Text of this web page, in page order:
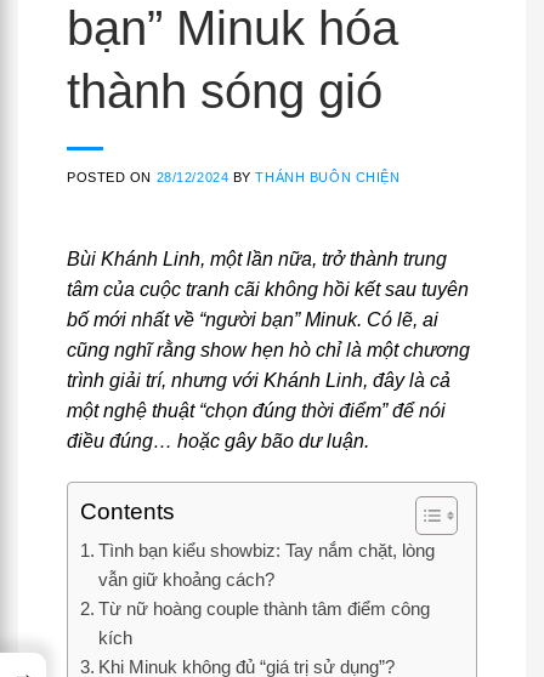
bạn” Minuk hóa
thành sóng gió
POSTED ON 28/12/2024 BYTHÁNH BUÔN CHIỆN
Bùi Khánh Linh, một lần nữa, trở thành trung
tâm của cuộc tranh cãi không hồi kết sau tuyên
bố mới nhất về “người bạn” Minuk. Có lẽ, ai
cũng nghĩ rằng show hẹn hò chỉ là một chương
trình giải trí, nhưng với Khánh Linh, đây là cả
một nghệ thuật “chọn đúng thời điểm” để nói
điều đúng… hoặc gây bão dư luận.
Contents
Tình bạn kiểu showbiz: Tay nắm chặt, lòng
vẫn giữ khoảng cách?
Từ nữ hoàng couple thành tâm điểm công
kích
Khi Minuk không đủ “giá trị sử dụng”?